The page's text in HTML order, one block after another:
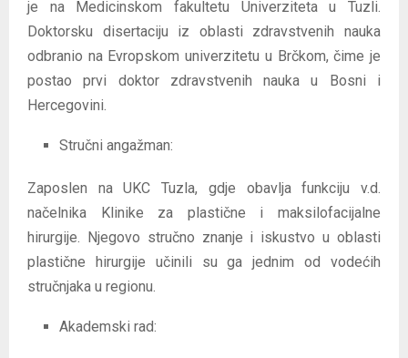
je na Medicinskom fakultetu Univerziteta u Tuzli.
Doktorsku disertaciju iz oblasti zdravstvenih nauka
odbranio na Evropskom univerzitetu u Brčkom, čime je
postao prvi doktor zdravstvenih nauka u Bosni i
Hercegovini.
Stručni angažman:
Zaposlen na UKC Tuzla, gdje obavlja funkciju v.d.
načelnika Klinike za plastične i maksilofacijalne
hirurgije. Njegovo stručno znanje i iskustvo u oblasti
plastične hirurgije učinili su ga jednim od vodećih
stručnjaka u regionu.
Akademski rad: